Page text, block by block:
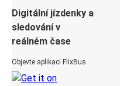
Digitální jízdenky a
sledování v
reálném čase
Objevte aplikaci FlixBus